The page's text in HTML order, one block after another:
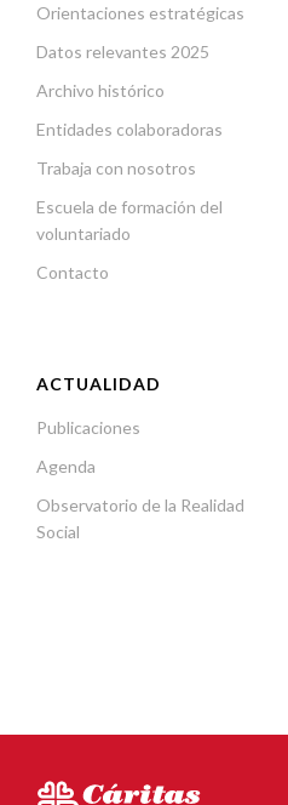
Orientaciones estratégicas
Datos relevantes 2025
Archivo histórico
Entidades colaboradoras
Trabaja con nosotros
Escuela de formación del
voluntariado
Contacto
ACTUALIDAD
Publicaciones
Agenda
Observatorio de la Realidad
Social